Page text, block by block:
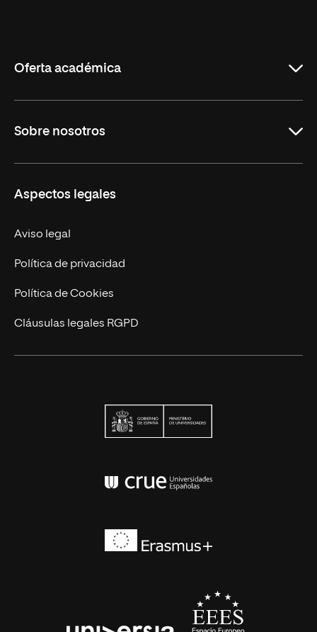
Oferta académica
Carreras
Sobre nosotros
Nuestro Equipo
Trabaja en UNIR
Actualidad
Contáctanos
Aspectos legales
Aviso legal
Política de privacidad
Política de Cookies
Cláusulas legales RGPD
Conferencia de